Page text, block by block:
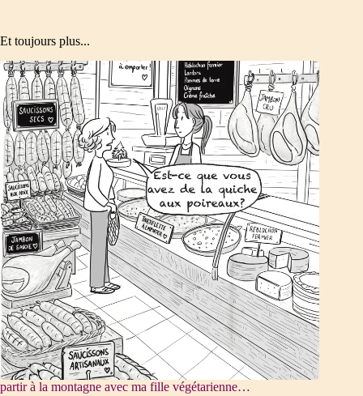
Et toujours plus...
partir à la montagne avec ma fille végétarienne…